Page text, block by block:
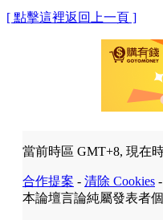
[ 點擊這裡返回上一頁 ]
當前時區 GMT+8, 現在
合作提案 - 清除 Cookies -
本論壇言論純屬發表者